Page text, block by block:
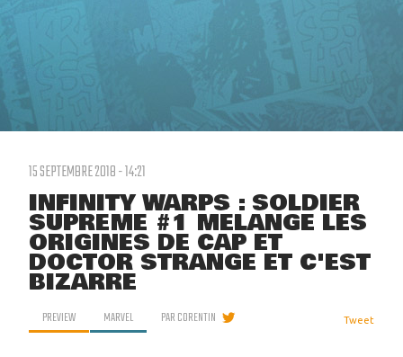
15 SEPTEMBRE 2018 - 14:21
INFINITY WARPS : SOLDIER
SUPREME #1 MÉLANGE LES
ORIGINES DE CAP ET
DOCTOR STRANGE ET C'EST
BIZARRE
PREVIEW MARVEL PARCORENTIN Tweet